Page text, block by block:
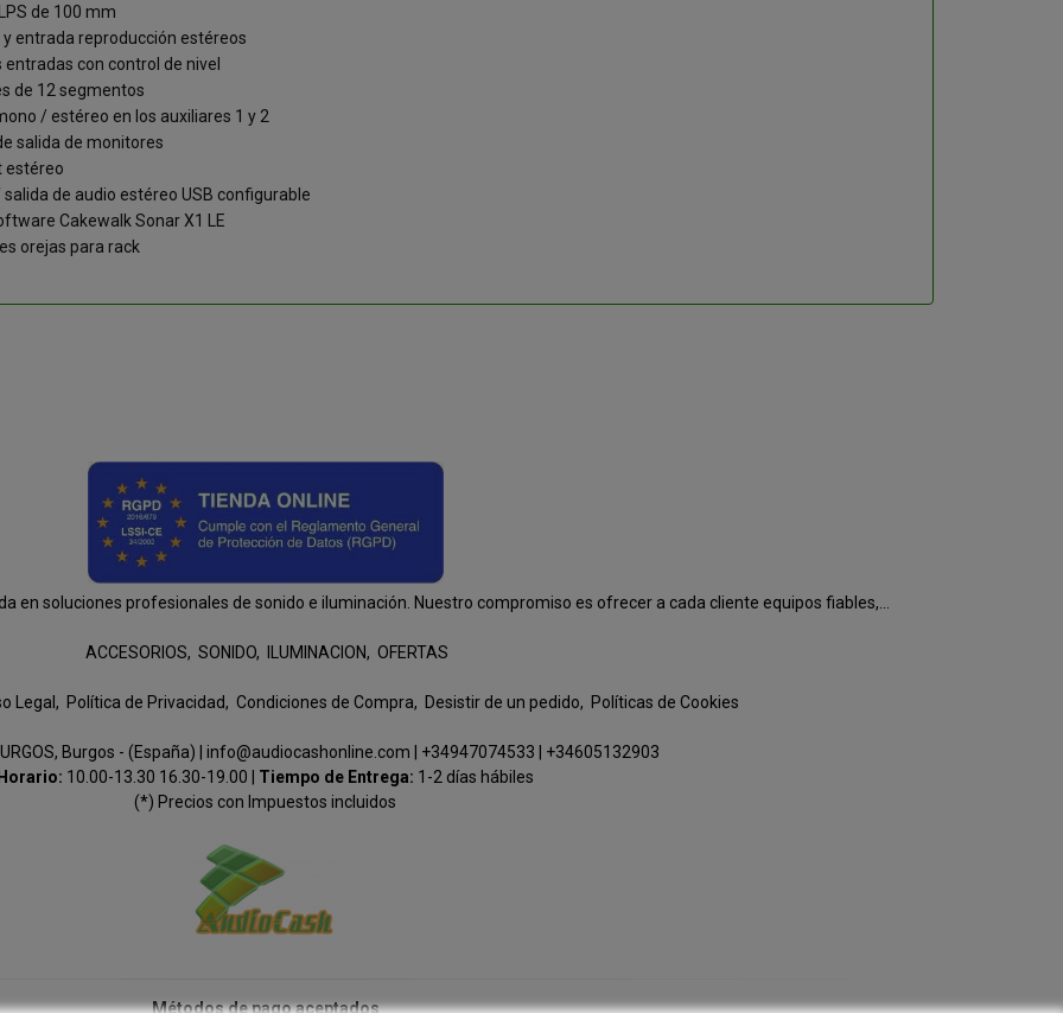
de 100 mm
y entrada reproducción estéreos
entradas con control de nivel
de 12 segmentos
/ estéreo en los auxiliares 1 y 2
salida de monitores
estéreo
salida de audio estéreo USB configurable
Cakewalk Sonar X1 LE
orejas para rack
en soluciones profesionales de sonido e iluminación. Nuestro compromiso es ofrecer a cada cliente equipos fiables,...
ACCESORIOS SONIDO ILUMINACION OFERTAS
Legal Política de Privacidad Condiciones de Compra Desistir de un pedido Políticas de Cookies
Burgos - (España) | info@audiocashonline.com | +34947074533
+34605132903
Horario: 10.00-13.30 16.30-19.00 | Tiempo de Entrega: 1-2 días hábiles
(*) Precios con Impuestos incluidos
Métodos de pago aceptados